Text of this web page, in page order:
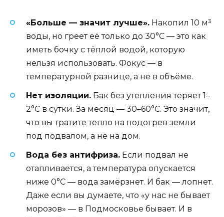
«Больше — значит лучше». Накопил 10 м³
воды, но греет её только до 30°C — это как
иметь бочку с тёплой водой, которую
нельзя использовать. Фокус — в
температурной разнице, а не в объёме.
Нет изоляции. Бак без утепления теряет 1–
2°C в сутки. За месяц — 30–60°C. Это значит,
что вы тратите тепло на подогрев земли
под подвалом, а не на дом.
Вода без антифриза. Если подвал не
отапливается, а температура опускается
ниже 0°C — вода замёрзнет. И бак — лопнет.
Даже если вы думаете, что «у нас не бывает
морозов» — в Подмосковье бывает. И в